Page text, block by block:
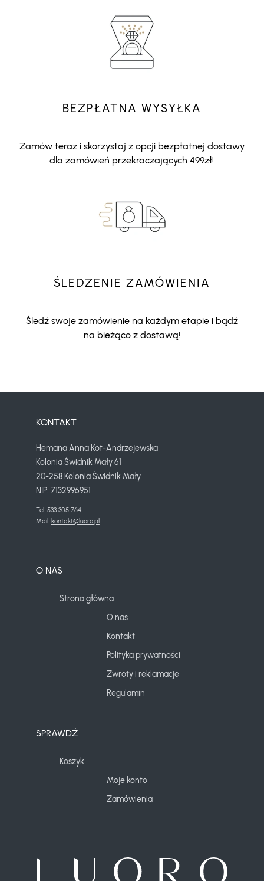
BEZPŁATNA WYSYŁKA
Zamów teraz i skorzystaj z opcji bezpłatnej dostawy
dla zamówień przekraczających 499zł!
ŚLEDZENIE ZAMÓWIENIA
Śledź swoje zamówienie na każdym etapie i bądź
na bieżąco z dostawą!
KONTAKT
Hemana Anna Kot-Andrzejewska
Kolonia Świdnik Mały 61
20-258 Kolonia Świdnik Mały
NIP: 7132996951
Tel. 533 305 764
Mail. kontakt@luoro.pl
O NAS
Strona główna
O nas
Kontakt
Polityka prywatności
Zwroty i reklamacje
Regulamin
SPRAWDŹ
Koszyk
Moje konto
Zamówienia